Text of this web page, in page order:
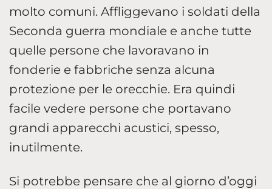
molto comuni. Affliggevano i soldati della
Seconda guerra mondiale e anche tutte
quelle persone che lavoravano in
fonderie e fabbriche senza alcuna
protezione per le orecchie. Era quindi
facile vedere persone che portavano
grandi apparecchi acustici, spesso,
inutilmente.
Si potrebbe pensare che al giorno d’oggi